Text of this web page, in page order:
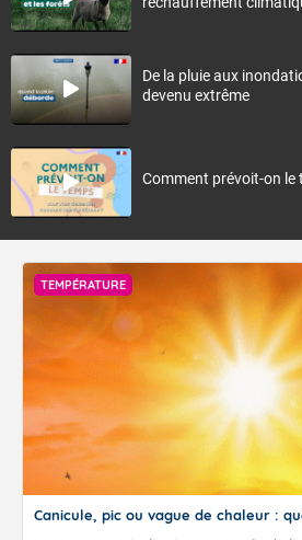
De la pluie aux
devenu extrême
Comment prévoit-on le
TEMPÉRATURE
Canicule, pic ou vague de chaleur :